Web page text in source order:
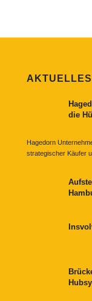
AKTUELLES
die
Hagedorn
strategischer Käufer